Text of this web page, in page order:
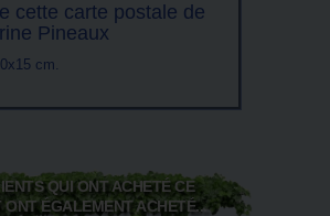
cette carte postale de
Pineaux
cm.
QUI ONT ACHETÉ CE
ONT ÉGALEMENT ACHETÉ...